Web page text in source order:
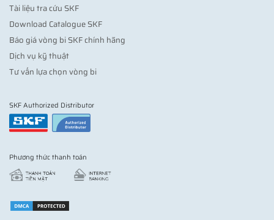
Tài liệu tra cứu SKF
Download Catalogue SKF
Báo giá vòng bi SKF chính hãng
Dịch vụ kỹ thuật
Tư vấn lựa chọn vòng bi
SKF Authorized Distributor
Phương thức thanh toán